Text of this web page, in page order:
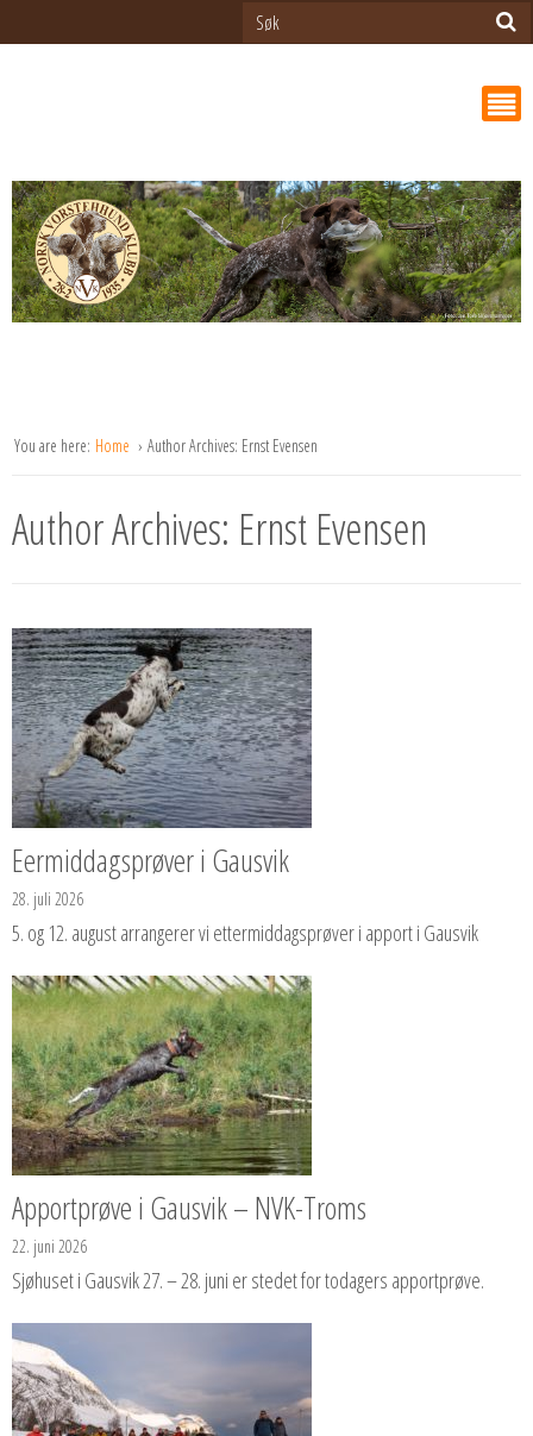
You are here: Home Author Archives: Ernst Evensen
Author Archives: Ernst Evensen
Eermiddagsprøver i Gausvik
28. juli 2026
5. og 12. august arrangerer vi ettermiddagsprøver i apport i Gausvik
Apportprøve i Gausvik – NVK-Troms
22. juni 2026
Sjøhuset i Gausvik 27. – 28. juni er stedet for todagers apportprøve.